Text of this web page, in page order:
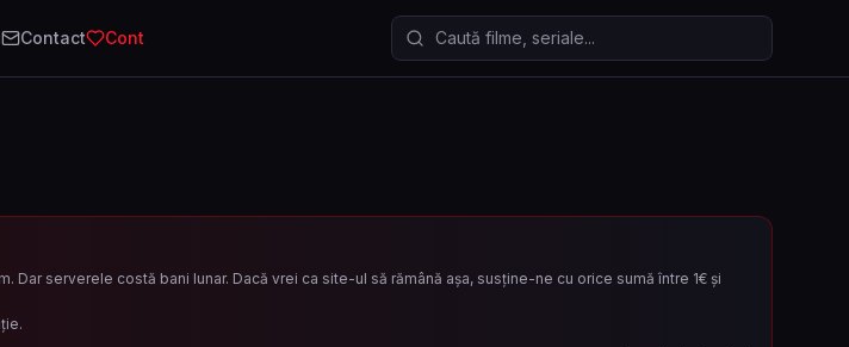
Contact Cont Caută filme și seriale
serverele costă bani lunar. Dacă vrei ca site-ul să rămână așa, susține-ne cu orice sumă între 1€ și